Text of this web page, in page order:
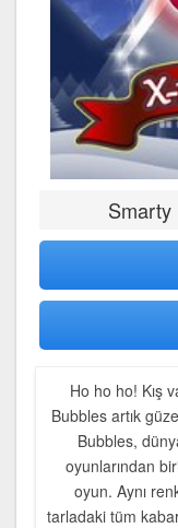
Smarty
Ho ho ho! Kış
Bubbles artık
Bubbles,
oyunlarından
oyun. Aynı
tarladaki tüm